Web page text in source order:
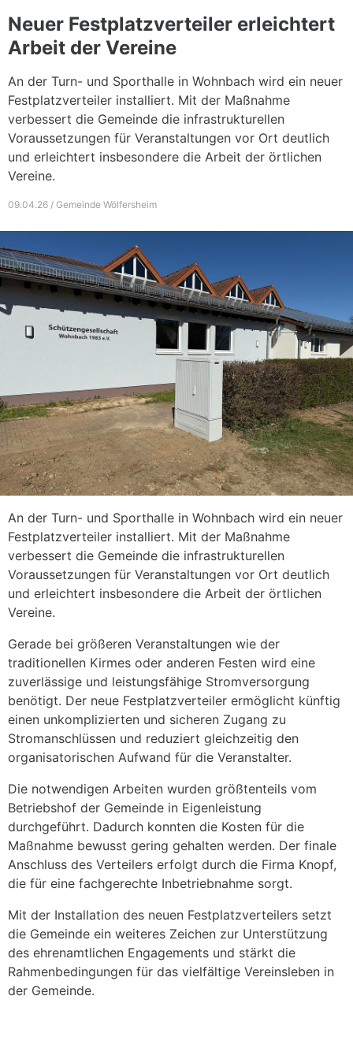
Neuer Festplatzverteiler erleichtert
Arbeit der Vereine
An der Turn- und Sporthalle in Wohnbach wird ein neuer
Festplatzverteiler installiert. Mit der Maßnahme
verbessert die Gemeinde die infrastrukturellen
Voraussetzungen für Veranstaltungen vor Ort deutlich
und erleichtert insbesondere die Arbeit der örtlichen
Vereine.
09.04.26 / Gemeinde Wölfersheim
An der Turn- und Sporthalle in Wohnbach wird ein neuer
Festplatzverteiler installiert. Mit der Maßnahme
verbessert die Gemeinde die infrastrukturellen
Voraussetzungen für Veranstaltungen vor Ort deutlich
und erleichtert insbesondere die Arbeit der örtlichen
Vereine.
Gerade bei größeren Veranstaltungen wie der
traditionellen Kirmes oder anderen Festen wird eine
zuverlässige und leistungsfähige Stromversorgung
benötigt. Der neue Festplatzverteiler ermöglicht künftig
einen unkomplizierten und sicheren Zugang zu
Stromanschlüssen und reduziert gleichzeitig den
organisatorischen Aufwand für die Veranstalter.
Die notwendigen Arbeiten wurden größtenteils vom
Betriebshof der Gemeinde in Eigenleistung
durchgeführt. Dadurch konnten die Kosten für die
Maßnahme bewusst gering gehalten werden. Der finale
Anschluss des Verteilers erfolgt durch die Firma Knopf,
die für eine fachgerechte Inbetriebnahme sorgt.
Mit der Installation des neuen Festplatzverteilers setzt
die Gemeinde ein weiteres Zeichen zur Unterstützung
des ehrenamtlichen Engagements und stärkt die
Rahmenbedingungen für das vielfältige Vereinsleben in
der Gemeinde.